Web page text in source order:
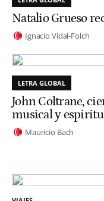
Natalio Grueso
Ignacio Vidal-Folch
LETRA GLOBAL
John Coltrane,
musical y
Mauricio Bach